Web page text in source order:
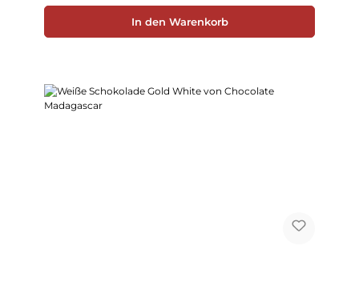
In den Warenkorb